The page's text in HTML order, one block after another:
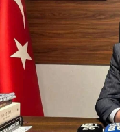
Magazin
Dünya
Sektör